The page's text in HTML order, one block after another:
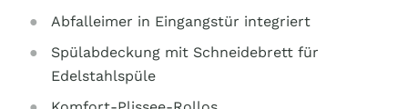
Abfalleimer in Eingangstür integriert
Spülabdeckung mit Schneidebrett für
Edelstahlspüle